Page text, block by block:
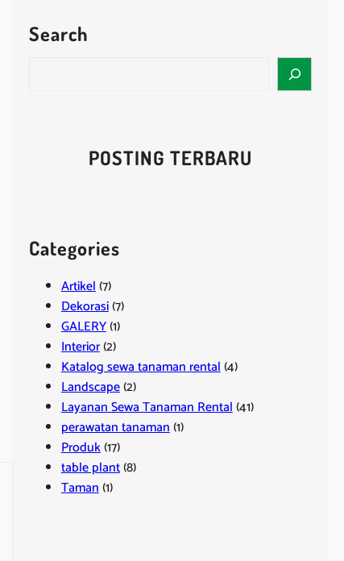
Search
POSTING TERBARU
Categories
Artikel(7)
Dekorasi(7)
GALERY(1)
Interior(2)
Katalog sewa tanaman rental(4)
Landscape(2)
Layanan Sewa Tanaman Rental(41)
perawatan tanaman(1)
Produk(17)
table plant(8)
Taman(1)